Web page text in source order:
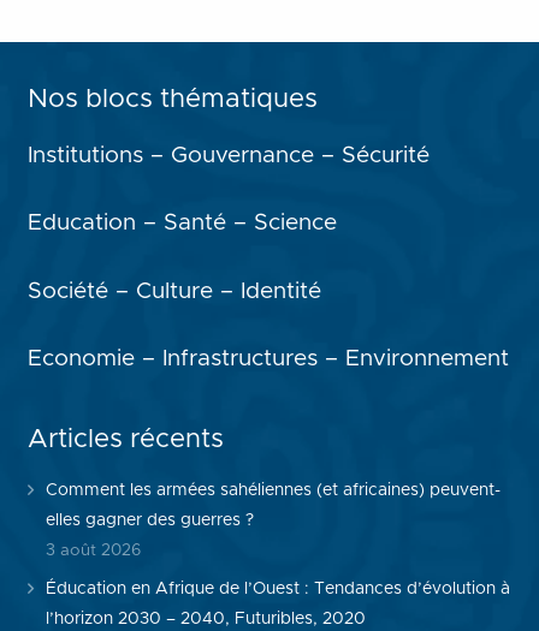
Nos blocs thématiques
Institutions – Gouvernance – Sécurité
Education – Santé – Science
Société – Culture – Identité
Economie – Infrastructures – Environnement
Articles récents
Comment les armées sahéliennes (et africaines) peuvent-
elles gagner des guerres ?
3 août 2026
Éducation en Afrique de l’Ouest : Tendances d’évolution à
l’horizon 2030 – 2040, Futuribles, 2020